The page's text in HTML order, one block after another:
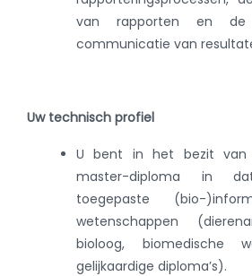
van rapporten en de
communicatie van
Uw technisch profiel
U bent in het bezit van
master-diploma in
toegepaste (bio-
wetenschappen
bioloog, biomedische
gelijkaardige diploma’s).